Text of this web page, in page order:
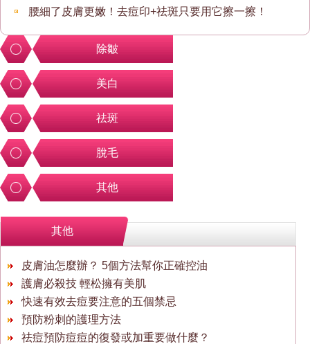
腰細了皮膚更嫩！去痘印+祛斑只要用它擦一擦！
除皺
美白
祛斑
脫毛
其他
其他
皮膚油怎麼辦？ 5個方法幫你正確控油
護膚必殺技 輕松擁有美肌
快速有效去痘要注意的五個禁忌
預防粉刺的護理方法
祛痘預防痘痘的復發或加重要做什麼？